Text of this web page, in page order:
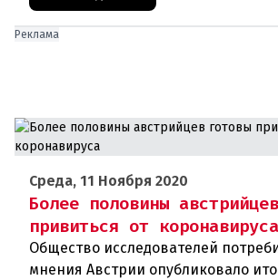
Реклама
Среда, 11 Ноября 2020
Более половины
привиться от коронавируса
Общество исследователей
мнения Австрии опубликовало